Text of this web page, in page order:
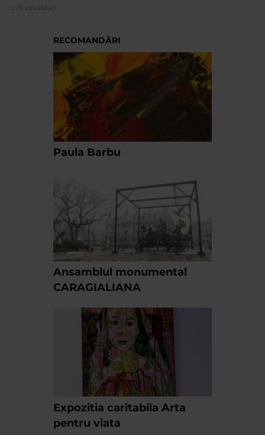
170 vizualizari
RECOMANDĂRI
Paula Barbu
Ansamblul monumental
CARAGIALIANA
Expozitia caritabila Arta
pentru viata